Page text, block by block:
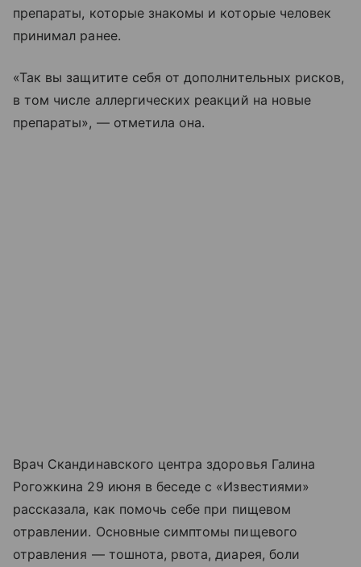
препараты, которые знакомы и которые человек
принимал ранее.
«Так вы защитите себя от дополнительных рисков,
в том числе аллергических реакций на новые
препараты», — отметила она.
Врач Скандинавского центра здоровья Галина
Рогожкина 29 июня в беседе с «Известиями»
рассказала, как помочь себе при пищевом
отравлении. Основные симптомы пищевого
отравления — тошнота, рвота, диарея, боли